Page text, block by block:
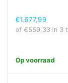
€1.677,99
of €559,33 in 3
Op voorraad